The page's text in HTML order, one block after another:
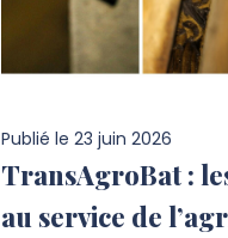
Publié le23 juin 2026
TransAgroBat :
au service de